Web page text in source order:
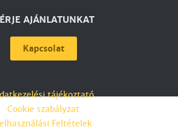
AJÁNLATUNKAT
Kapcsolat
tájékoztató
Cookie szabályzat
Feltételek